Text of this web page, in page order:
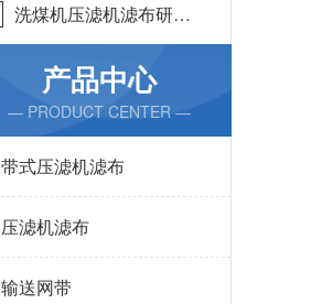
洗煤机压滤机滤布研发
生产-按需定制{丹娜鸶
过滤}产品中心
— PRODUCT CENTER —
带式压滤机滤布
压滤机滤布
输送网带